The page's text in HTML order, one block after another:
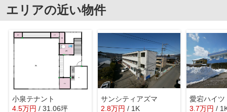
エリアの近い物件
小泉テナント
4.5万円 / 31.06坪
サンシティアズマ
2.8万円 / 1K
愛宕ハイツ
3.7万円 /